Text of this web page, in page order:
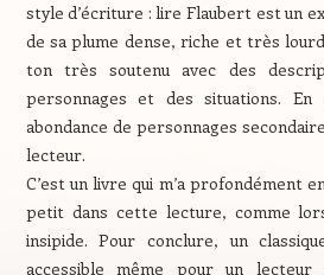
style d’écriture : lire Flaubert est un
de sa plume dense, riche et très
ton très soutenu avec des
personnages et des situations.
abondance de personnages
lecteur.
C’est un livre qui m’a profondément
petit dans cette lecture, comme
insipide. Pour conclure, un
accessible même pour un